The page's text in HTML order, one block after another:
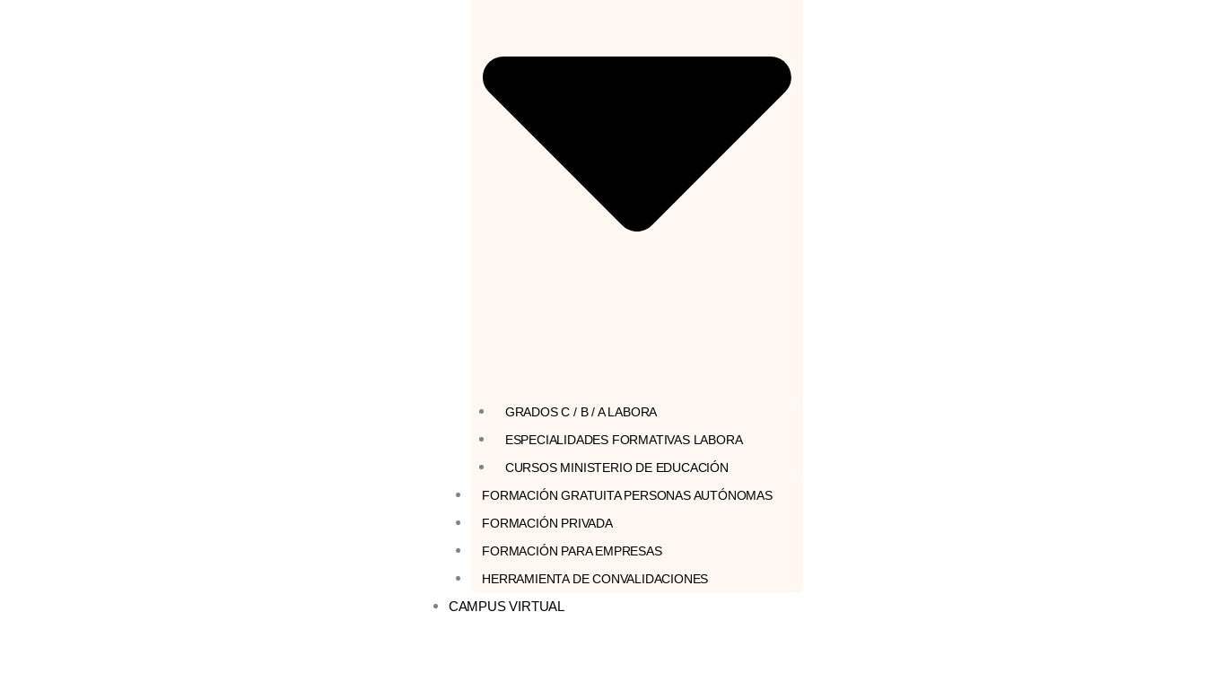
GRADOS C / B / A LABORA
ESPECIALIDADES FORMATIVAS LABORA
CURSOS MINISTERIO DE EDUCACIÓN
FORMACIÓN GRATUITA PERSONAS AUTÓNOMAS
FORMACIÓN PRIVADA
FORMACIÓN PARA EMPRESAS
HERRAMIENTA DE CONVALIDACIONES
CAMPUS VIRTUAL